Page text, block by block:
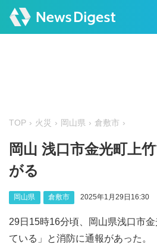
TOP 火災 岡山県 倉敷市
岡山 浅口市金光町上
がる
岡山県 倉敷市 2025年1月29日16:30
29日15時16分頃、岡山県浅口市
ている」と消防に通報があった。